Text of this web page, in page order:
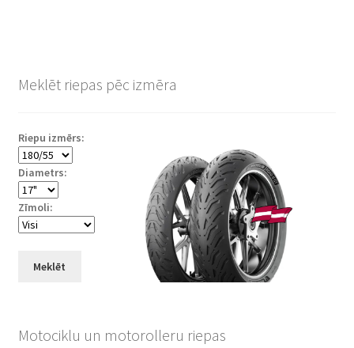
Meklēt riepas pēc izmēra
Riepu izmērs:
Diametrs:
Zīmoli:
Meklēt
Motociklu un motorolleru riepas